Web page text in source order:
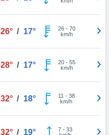
26° / 17° 26- 70
km/h
28° / 17° 20- 55
km/h
32° / 18° 11 - 38
km/h
32° / 19° 7- 33